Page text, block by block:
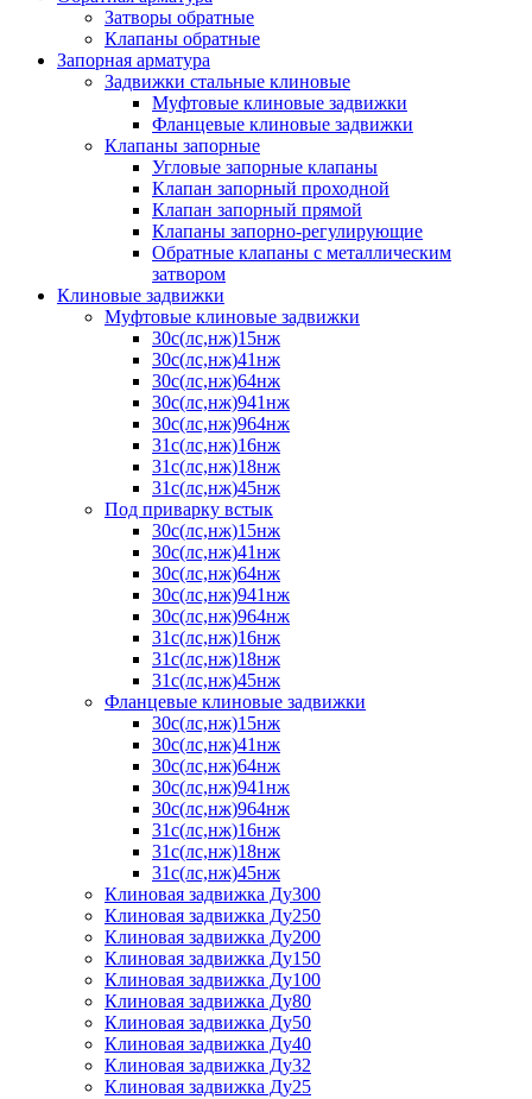
Затворы обратные
Клапаны обратные
Запорная арматура
Задвижки стальные клиновые
Муфтовые клиновые задвижки
Фланцевые клиновые задвижки
Клапаны запорные
Угловые запорные клапаны
Клапан запорный проходной
Клапан запорный прямой
Клапаны запорно-регулирующие
Обратные клапаны с металлическим
затвором
Клиновые задвижки
Муфтовые клиновые задвижки
30с(лс,нж)15нж
30с(лс,нж)41нж
30с(лс,нж)64нж
30с(лс,нж)941нж
30с(лс,нж)964нж
31с(лс,нж)16нж
31с(лс,нж)18нж
31с(лс,нж)45нж
Под приварку встык
30с(лс,нж)15нж
30с(лс,нж)41нж
30с(лс,нж)64нж
30с(лс,нж)941нж
30с(лс,нж)964нж
31с(лс,нж)16нж
31с(лс,нж)18нж
31с(лс,нж)45нж
Фланцевые клиновые задвижки
30с(лс,нж)15нж
30с(лс,нж)41нж
30с(лс,нж)64нж
30с(лс,нж)941нж
30с(лс,нж)964нж
31с(лс,нж)16нж
31с(лс,нж)18нж
31с(лс,нж)45нж
Клиновая задвижка Ду300
Клиновая задвижка Ду250
Клиновая задвижка Ду200
Клиновая задвижка Ду150
Клиновая задвижка Ду100
Клиновая задвижка Ду80
Клиновая задвижка Ду50
Клиновая задвижка Ду40
Клиновая задвижка Ду32
Клиновая задвижка Ду25